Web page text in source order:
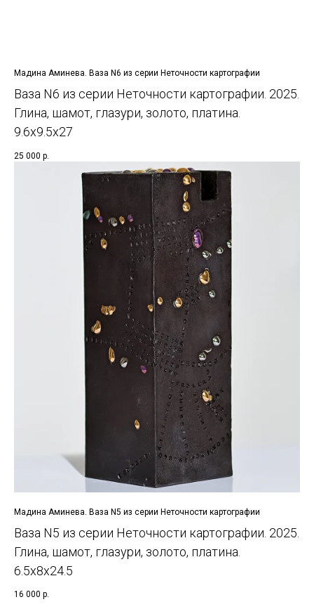
Мадина Аминева. Ваза N6 из серии Неточности картографии
Ваза N6 из серии Неточности картографии. 2025.
Глина, шамот, глазури, золото, платина.
9.6х9.5х27
25 000 р.
Мадина Аминева. Ваза N5 из серии Неточности картографии
Ваза N5 из серии Неточности картографии. 2025.
Глина, шамот, глазури, золото, платина.
6.5х8х24.5
16 000 р.